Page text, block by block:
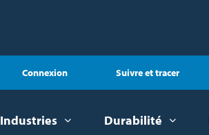
Connexion Suivre et tracer
Industries Durabilité